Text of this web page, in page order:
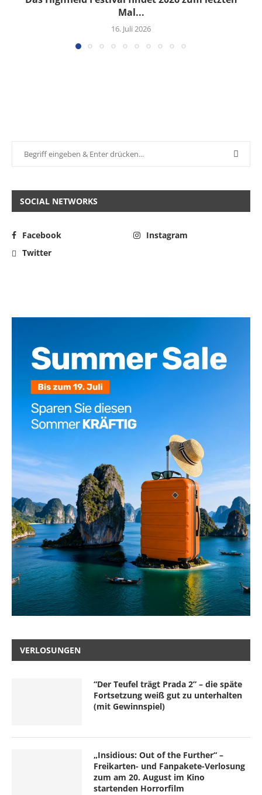
Mal...
16. Juli 2026
SOCIAL NETWORKS
Facebook
Instagram
Twitter
VERLOSUNGEN
“Der Teufel trägt Prada 2” – die späte
Fortsetzung weiß gut zu unterhalten
(mit Gewinnspiel)
„Insidious: Out of the Further“ –
Freikarten- und Fanpakete-Verlosung
zum am 20. August im Kino
startenden Horrorfilm